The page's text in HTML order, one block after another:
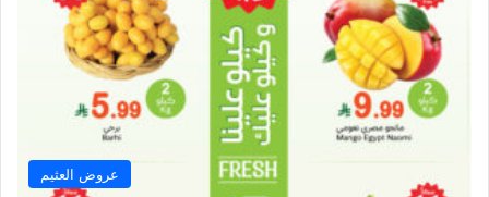
عروض العثيم